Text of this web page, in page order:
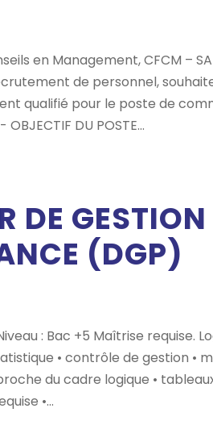
en Management, CFCM –
de personnel,
qualifié pour le poste de
DU POSTE...
DE
(DGP)
: Bac +5 Maîtrise requise.
• contrôle de gestion •
du cadre logique •
•...